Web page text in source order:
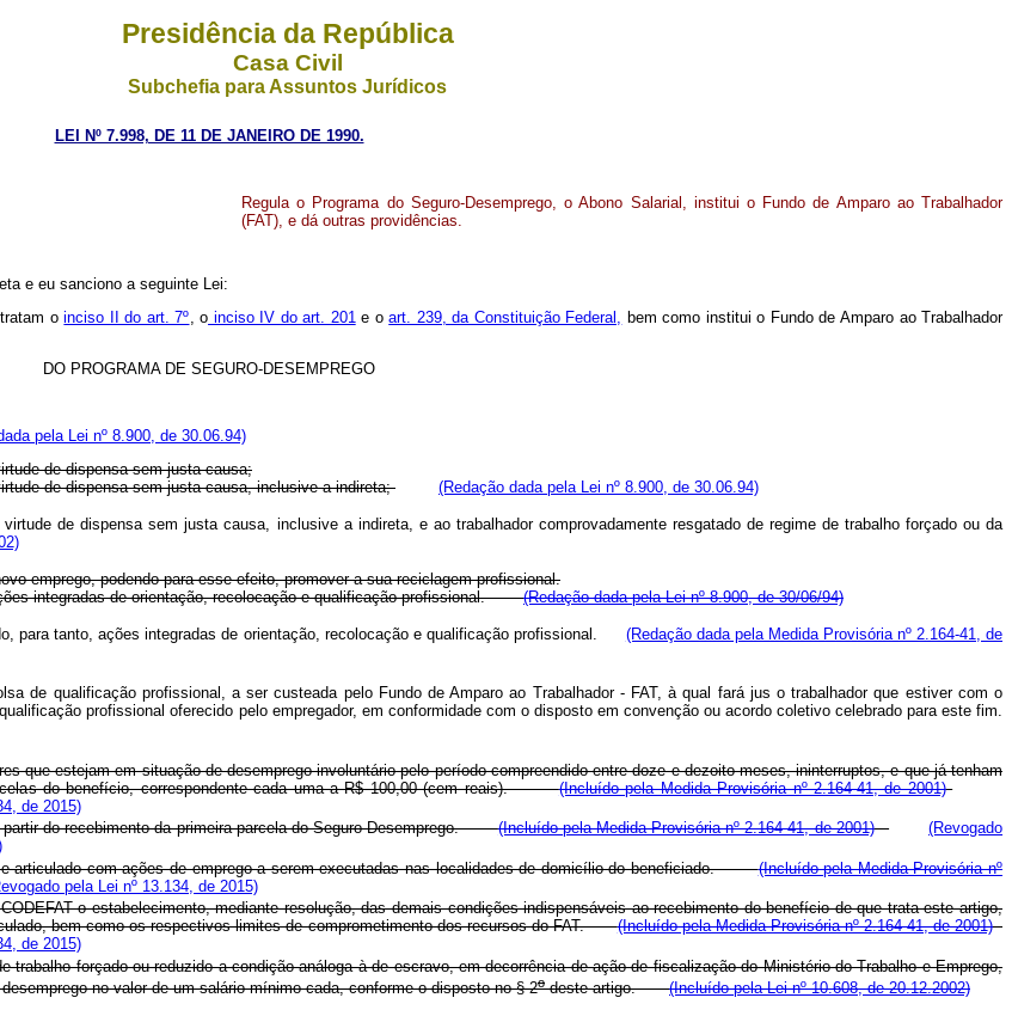
Presidência da República
Casa Civil
Subchefia para Assuntos Jurídicos
LEI Nº 7.998, DE 11 DE JANEIRO DE 1990.
Regula o Programa do Seguro-Desemprego, o Abono Salarial, institui o Fundo de Amparo ao Trabalhador
(FAT), e dá outras providências.
e eu sanciono a seguinte Lei:
tratam oinciso II do art. 7º, o inciso IV do art. 201e oart. 239, da Constituição Federal, bem como institui o Fundo de Amparo ao Trabalhador
DO PROGRAMA DE SEGURO-DESEMPREGO
pela Lei nº 8.900, de 30.06.94)
de dispensa sem justa causa;
de dispensa sem justa causa, inclusive a indireta;
(Redação dada pela Lei nº 8.900, de 30.06.94)
de dispensa sem justa causa, inclusive a indireta, e ao trabalhador comprovadamente resgatado de regime de trabalho forçado ou da
emprego, podendo para esse efeito, promover a sua reciclagem profissional.
integradas de orientação, recolocação e qualificação profissional.
(Redação dada pela Lei nº 8.900, de 30/06/94)
para tanto, ações integradas de orientação, recolocação e qualificação profissional. (Redação dada pela Medida Provisória nº 2.164-41, de
de qualificação profissional, a ser custeada pelo Fundo de Amparo ao Trabalhador - FAT, à qual fará jus o trabalhador que estiver com o
profissional oferecido pelo empregador, em conformidade com o disposto em convenção ou acordo coletivo celebrado para este fim.
que estejam em situação de desemprego involuntário pelo período compreendido entre doze e dezoito meses, ininterruptos, e que já tenham
do benefício, correspondente cada uma a R$ 100,00 (cem reais).(Incluído pela Medida Provisória nº 2.164-41, de 2001)
de 2015)
partir do recebimento da primeira parcela do Seguro-Desemprego.(Incluído pela Medida Provisória nº 2.164-41, de 2001)
(Revogado
articulado com ações de emprego a serem executadas nas localidades de domicílio do beneficiado.(Incluído pela Medida Provisória nº
pela Lei nº 13.134, de 2015)
o estabelecimento, mediante resolução, das demais condições indispensáveis ao recebimento do benefício de que trata este artigo,
bem como os respectivos limites de comprometimento dos recursos do FAT.(Incluído pela Medida Provisória nº 2.164-41, de 2001)
de 2015)
trabalho forçado ou reduzido a condição análoga à de escravo, em decorrência de ação de fiscalização do Ministério do Trabalho e Emprego,
no valor de um salário mínimo cada, conforme o disposto no § 2odeste artigo.(Incluído pela Lei nº 10.608, de 20.12.2002)